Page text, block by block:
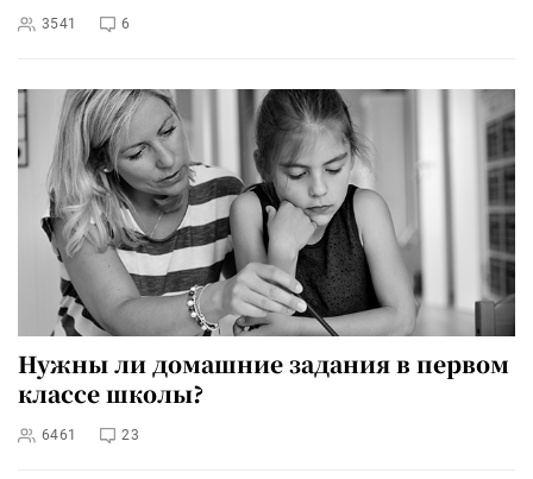
3541 6
Нужны ли домашние задания в первом
классе школы?
6461 23